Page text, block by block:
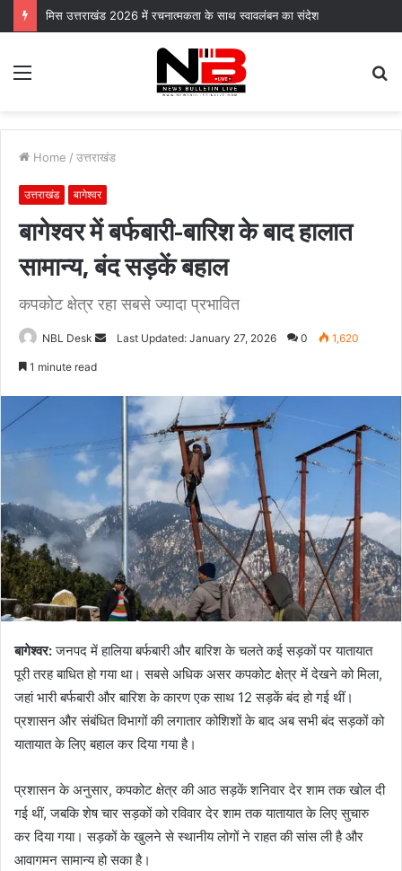
मिस उत्तराखंड 2026 में रचनात्मकता के साथ स्वावलंबन का संदेश
Menu
Home / उत्तराखंड
उत्तराखंड बागेश्वर
बागेश्वर में बर्फबारी-बारिश के बाद हालात
सामान्य, बंद सड़कें बहाल
कपकोट क्षेत्र रहा सबसे ज्यादा प्रभावित
NBL Desk
SendLast Updated: January 27, 2026 0 1,620
1 minute read
बागेश्वर:जनपद में हालिया बर्फबारी और बारिश के चलते कई सड़कों पर यातायात
पूरी तरह बाधित हो गया था। सबसे अधिक असर कपकोट क्षेत्र में देखने को मिला,
जहां भारी बर्फबारी और बारिश के कारण एक साथ 12 सड़कें बंद हो गई थीं।
प्रशासन और संबंधित विभागों की लगातार कोशिशों के बाद अब सभी बंद सड़कों को
यातायात के लिए बहाल कर दिया गया है।
प्रशासन के अनुसार, कपकोट क्षेत्र की आठ सड़कें शनिवार देर शाम तक खोल दी
गई थीं, जबकि शेष चार सड़कों को रविवार देर शाम तक यातायात के लिए सुचारु
कर दिया गया। सड़कों के खुलने से स्थानीय लोगों ने राहत की सांस ली है और
आवागमन सामान्य हो सका है।